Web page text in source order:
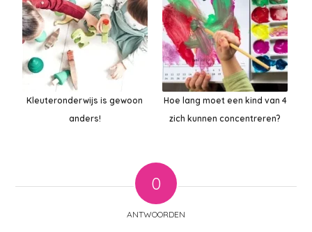
Kleuteronderwijs is gewoon
anders!
Hoe lang moet een kind van 4
zich kunnen concentreren?
0
ANTWOORDEN